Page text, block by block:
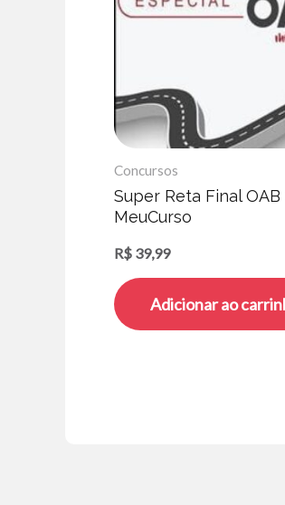
Concursos
Super Reta Final OAB
MeuCurso
R$ 39,99
Adicionar ao